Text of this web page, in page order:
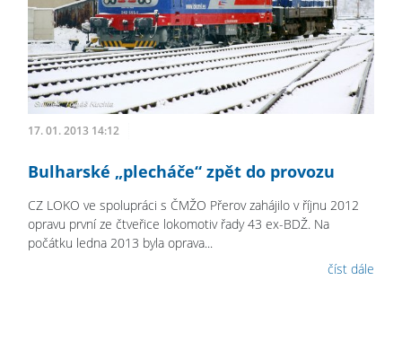
17. 01. 2013 14:12
Bulharské „plecháče“ zpět do provozu
CZ LOKO ve spolupráci s ČMŽO Přerov zahájilo v říjnu 2012
opravu první ze čtveřice lokomotiv řady 43 ex-BDŽ. Na
počátku ledna 2013 byla oprava...
číst dále